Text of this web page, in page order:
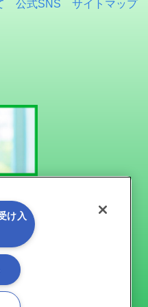
公式SNS サイトマップ
け入